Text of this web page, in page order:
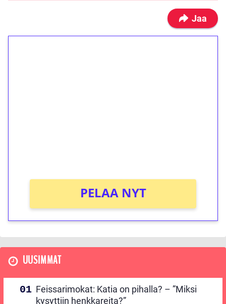
Jaa
PELAA NYT
UUSIMMAT
Feissarimokat: Katia on pihalla? – ”Miksi
kysyttiin henkkareita?”